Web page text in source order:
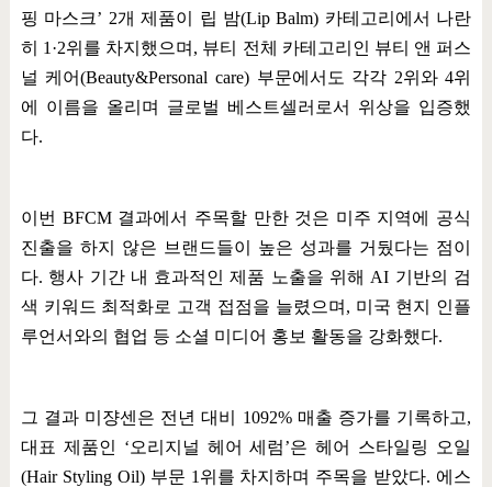
핑 마스크’ 2개 제품이 립 밤(Lip Balm) 카테고리에서 나란
히 1·2위를 차지했으며 , 뷰티 전체 카테고리인 뷰티 앤 퍼스
널 케어(Beauty&Personal care) 부문에서도 각각 2위와4위
에 이름을 올리며 글로벌 베스트셀러로서 위상을 입증했
다.
이번 BFCM 결과에서 주목할 만한 것은 미주 지역에 공식
진출을 하지 않은 브랜드들이 높은 성과를 거뒀다는 점이
다. 행사 기간 내 효과적인 제품 노출을 위해 AI 기반의 검
색 키워드 최적화로 고객 접점을 늘렸으며 , 미국 현지 인플
루언서와의 협업 등 소셜 미디어 홍보 활동을 강화했다.
그 결과 미쟝센은 전년 대비 1092% 매출 증가를 기록하고,
대표 제품인 ‘오리지널 헤어 세럼’은 헤어 스타일링 오일
(Hair Styling Oil) 부문 1 위를 차지하며 주목을 받았다. 에스